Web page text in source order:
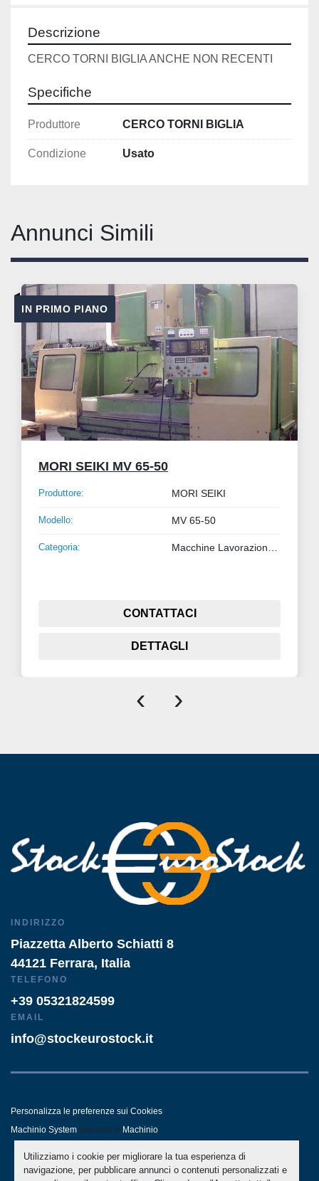
Utilizziamo i cookie per migliorare la tua esperienza di
navigazione, per pubblicare annunci o contenuti personalizzati e
Descrizione
CERCO TORNI BIGLIA ANCHE NON RECENTI
Specifiche
Produttore CERCO TORNI BIGLIA
Condizione Usato
Annunci Simili
IN PRIMO PIANO
MORI SEIKI MV 65-50
Produttore: MORI SEIKI
Modello: MV 65-50
Categoria:
CONTATTACI
DETTAGLI
‹ ›
INDIRIZZO
Piazzetta Alberto Schiatti 8
44121 Ferrara, Italia
TELEFONO
+39 05321824599
EMAIL
info@stockeurostock.it
Personalizza le preferenze sui Cookies
Machinio System sito web di Machinio
- LINKEDIN - WHATSAPP